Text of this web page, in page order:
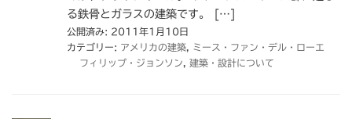
る鉄骨とガラスの建築です。 […]
公開済み: 2011年1月10日
カテゴリー: アメリカの建築
ミース・ファン・デル・ローエ
フィリップ・ジョンソン
建築・設計について